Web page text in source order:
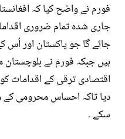
فورم نے واضح کیا کہ
جاری شدہ تمام ضروری
جائے گا جو پاکستان اور اُس
ہیں جبکہ فورم نے
اقتصادی ترقی کے اقدامات
دیا تاکہ احساس محرومی
سکے ۔